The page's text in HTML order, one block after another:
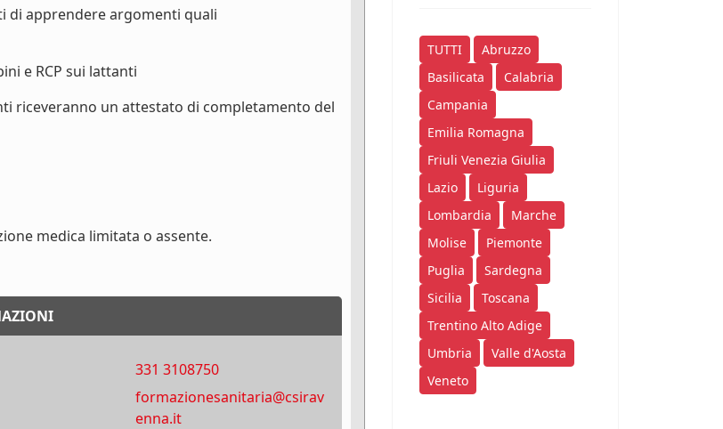
di apprendere argomenti quali
e RCP sui lattanti
riceveranno un attestato di completamento del
medica limitata o assente.
331 3108750
formazionesanitaria@csirav
enna.it
TUTTI
Abruzzo
Basilicata
Calabria
Campania
Emilia Romagna
Friuli Venezia Giulia
Lazio
Liguria
Lombardia
Marche
Molise
Piemonte
Puglia
Sardegna
Sicilia
Toscana
Trentino Alto Adige
Umbria
Valle d'Aosta
Veneto